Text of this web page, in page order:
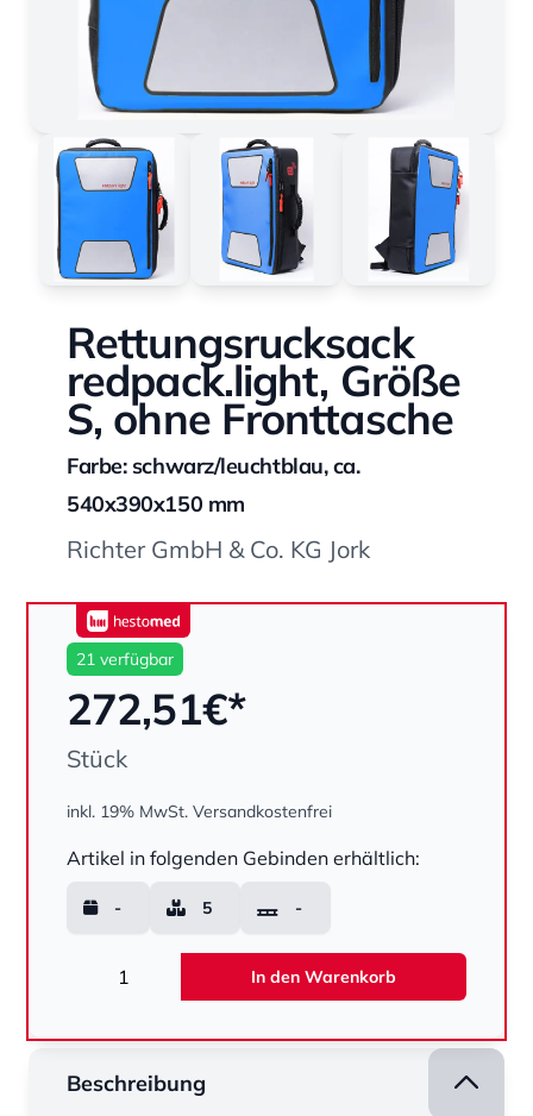
Rettungsrucksack
redpack.light, Größe
S, ohne Fronttasche
Farbe: schwarz/leuchtblau, ca.
540x390x150 mm
Richter GmbH & Co. KG Jork
21 verfügbar
272,51€*
Stück
inkl. 19% MwSt. Versandkostenfrei
Artikel in folgenden Gebinden erhältlich:
- 5 -
In den Warenkorb
Beschreibung